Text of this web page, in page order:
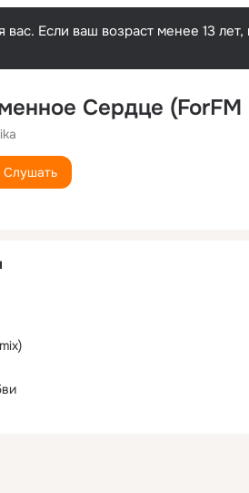
Если ваш возраст менее 13
Сердце (ForFM
Слушать